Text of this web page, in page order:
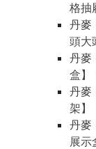
格抽
丹麥
頭大
丹麥
盒】
丹麥
架】
丹麥
展示